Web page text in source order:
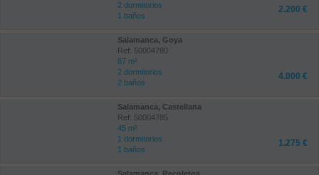
2 dormitorios
1 baños
2.200 €
Salamanca, Goya
Ref: 50004780
87 m²
2 dormitorios
2 baños
4.000 €
Salamanca, Castellana
Ref: 50004785
45 m²
1 dormitorios
1 baños
1.275 €